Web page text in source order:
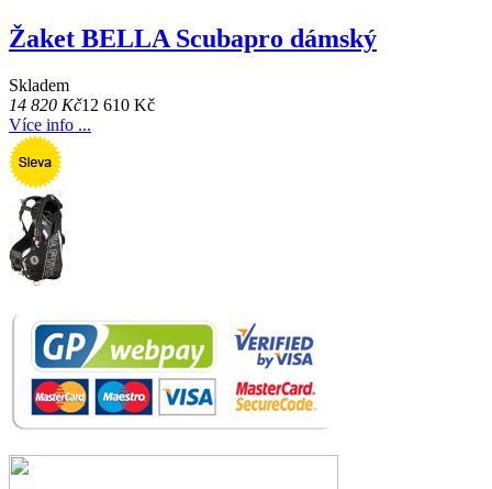
Žaket BELLA Scubapro dámský
Skladem
14 820 Kč12 610 Kč
Více info ...